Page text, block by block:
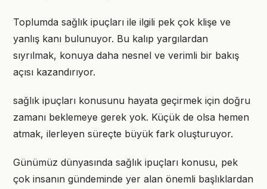
Toplumda sağlık ipuçları ile ilgili pek çok klişe ve
yanlış kanı bulunuyor. Bu kalıp yargılardan
sıyrılmak, konuya daha nesnel ve verimli bir bakış
açısı kazandırıyor.
sağlık ipuçları konusunu hayata geçirmek için doğru
zamanı beklemeye gerek yok. Küçük de olsa hemen
atmak, ilerleyen süreçte büyük fark oluşturuyor.
Günümüz dünyasında sağlık ipuçları konusu, pek
çok insanın gündeminde yer alan önemli başlıklardan